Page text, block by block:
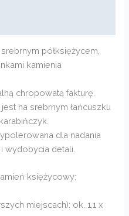
półksiężycem,
kamienia
chropowatą fakturę.
na srebrnym łańcuszku
dla nadania
wydobycia detali.
księżycowy;
miejscach): ok. 1,1 x